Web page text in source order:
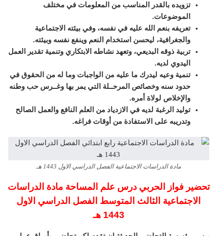
تزويده بالقدر المناسب من المعلومات في مختلف
الموضوعات.
تعريفه بنعم الله عليه في نفسه، وفي بيئته الاجتماعية
والجغرافية، ليحسن استخدام النعم وينفع نفسه وبيئته.
تربية ذوقه البديعي، وتعهد نشاطه الابتكاري وتنمية تقدير العمل
اليدوي لديه.
تنمية وعيه ليدرك ما عليه من الواجبات وما له من الحقوق في
حدود سنه وخصائص المرحــلة التي يمر بها وغــرس حب وطنه
والإخلاص لولاة أمره.
توليد الرغبة لديه في الازدياد من العلم النافع والعمل الصالح
وتدريبه على الاستفادة من أوقات فراغه.
مادة الدراسات الاجتماعية الفصل الدراسي الاول 1443 هـ
تحضير فواز الحربي درس علم المساحة مادة الدراسات
الاجتماعية الثالث المتوسط الفصل الدراسي الاول
1443 هـ